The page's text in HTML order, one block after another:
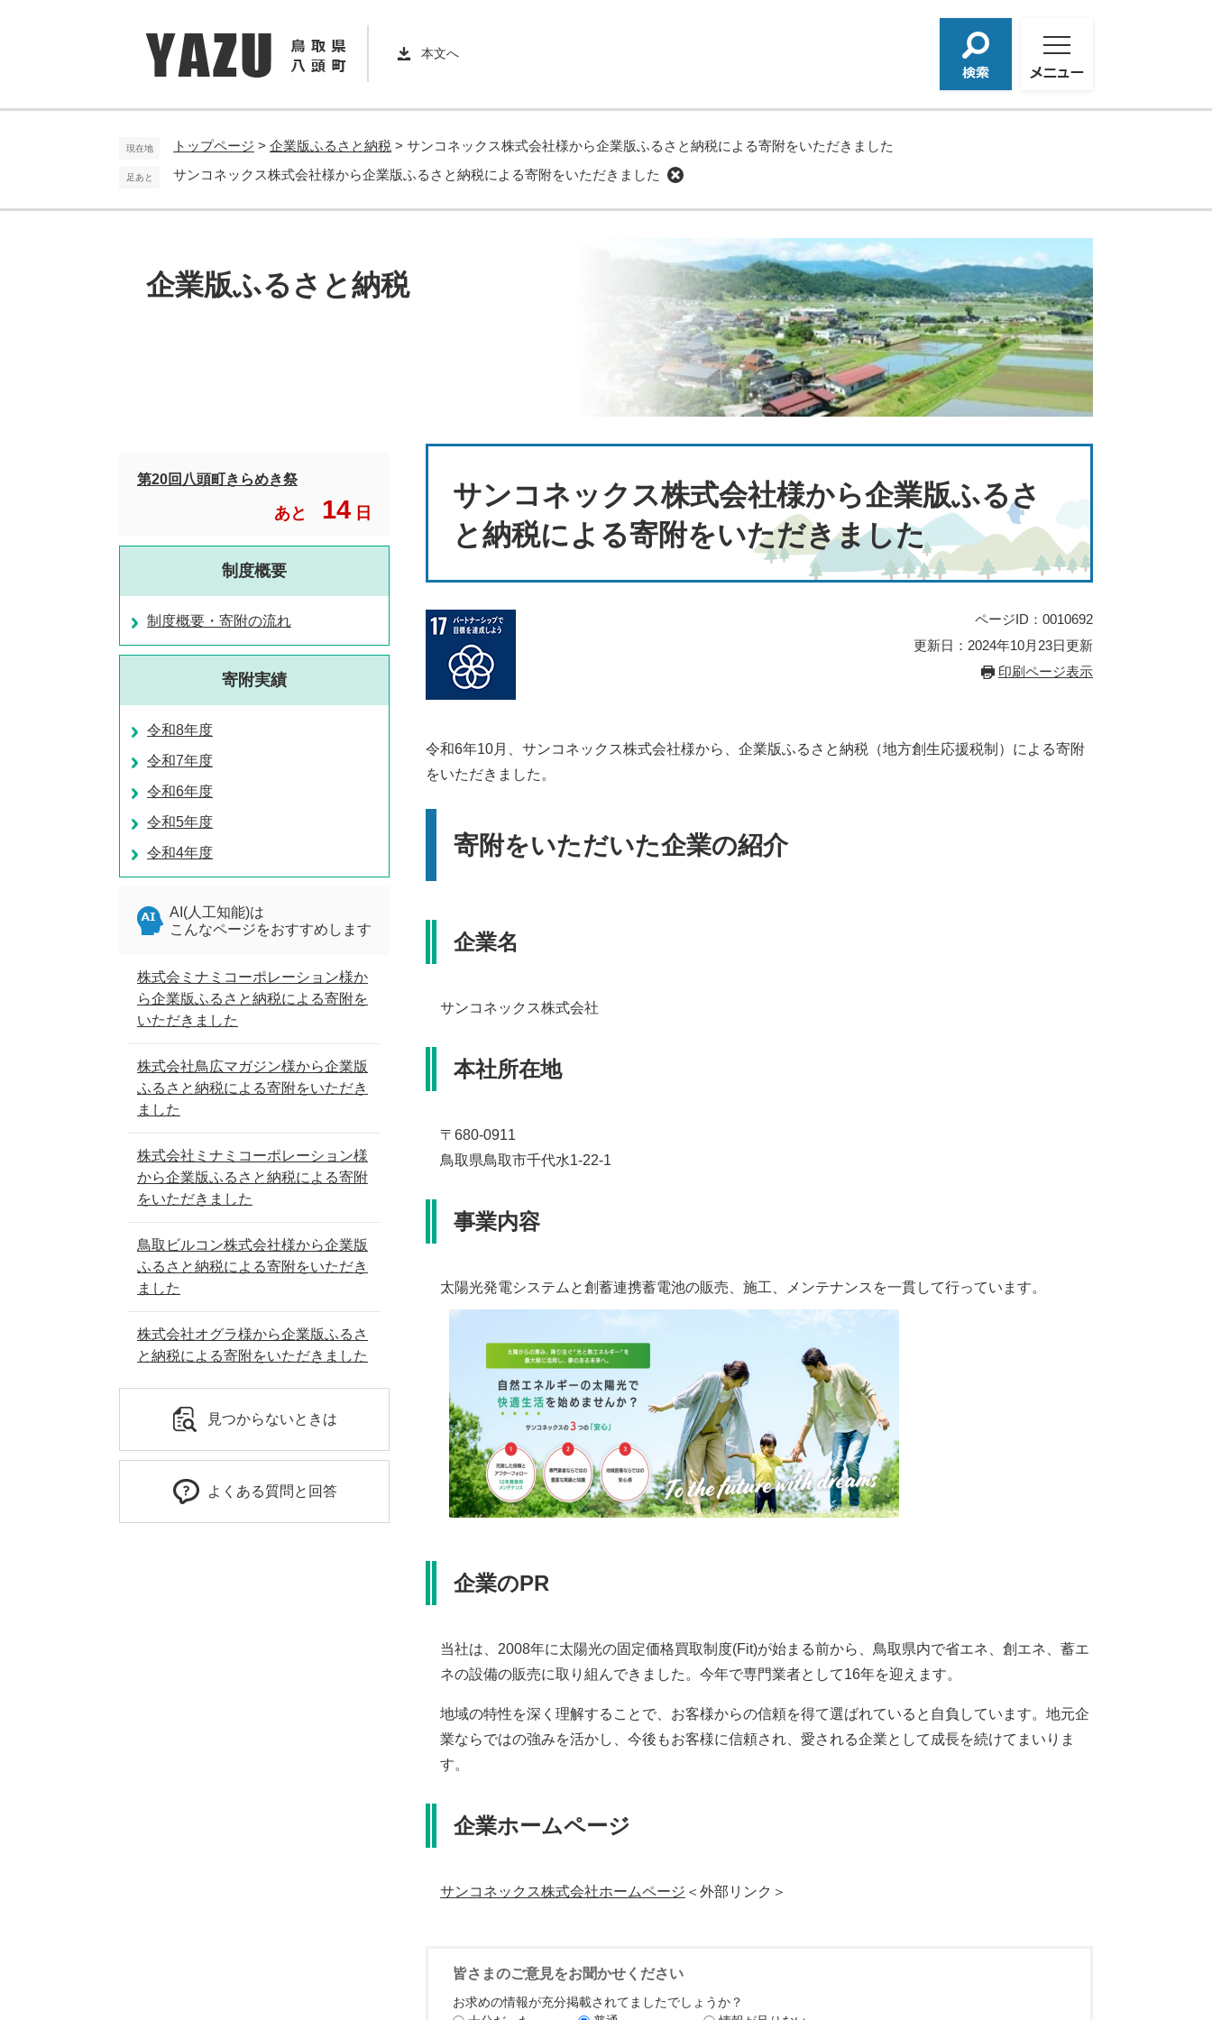
本
本文へ
ュ
現在地 トップページ > 企業版ふるさと納税 > サンコネックス株式会社様から企業版ふるさと納税による寄附をいただきました
足あと サンコネックス株式会社様から企業版ふるさと納税による寄附をいただきました
企業版ふるさと納税
サンコネックス株式会社様から企業版ふるさ
と納税による寄附をいただきました
ページID：0010692
更新日：2024年10月23日更新
印刷ページ表示
令和6年10月、サンコネックス株式会社様から、企業版ふるさと納税（地方創生応援税制）による寄附
をいただきました。
寄附をいただいた企業の紹介
企業名
サンコネックス株式会社
本社所在地
〒680-0911
鳥取県鳥取市千代水1-22-1
事業内容​
太陽光発電システムと創蓄連携蓄電池の販売、施工、メンテナンスを一貫して行っています。
企業のPR​
当社は、2008年に太陽光の固定価格買取制度(Fit)が始まる前から、鳥取県内で省エネ、創エネ、蓄エ
ネの設備の販売に取り組んできました。今年で専門業者として16年を迎えます。
地域の特性を深く理解することで、お客様からの信頼を得て選ばれていると自負しています。地元企
業ならではの強みを活かし、今後もお客様に信頼され、愛される企業として成長を続けてまいりま
す。
企業ホームページ
サンコネックス株式会社ホームページ ＜外部リンク＞
皆さまのご意見をお聞かせください
お求めの情報が充分掲載されてましたでしょうか？
第20回八頭町きらめき祭
あと 14 日
制度概要
制度概要・寄附の流れ
寄附実績
令和8年度
令和7年度
令和6年度
令和5年度
令和4年度
AI(人工知能)は
こんなページをおすすめします
株式会ミナミコーポレーション様か
ら企業版ふるさと納税による寄附を
いただきました
株式会社鳥広マガジン様から企業版
ふるさと納税による寄附をいただき
ました
株式会社ミナミコーポレーション様
から企業版ふるさと納税による寄附
をいただきました
鳥取ビルコン株式会社様から企業版
ふるさと納税による寄附をいただき
ました
株式会社オグラ様から企業版ふるさ
と納税による寄附をいただきました
見つからないときは
よくある質問と回答